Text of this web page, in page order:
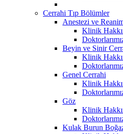
Cerrahi Tıp Bölümler
Anestezi ve
Klinik
Beyin ve Sinir
Klinik
Genel Cerrahi
Klinik
Göz
Klinik
Kulak Burun